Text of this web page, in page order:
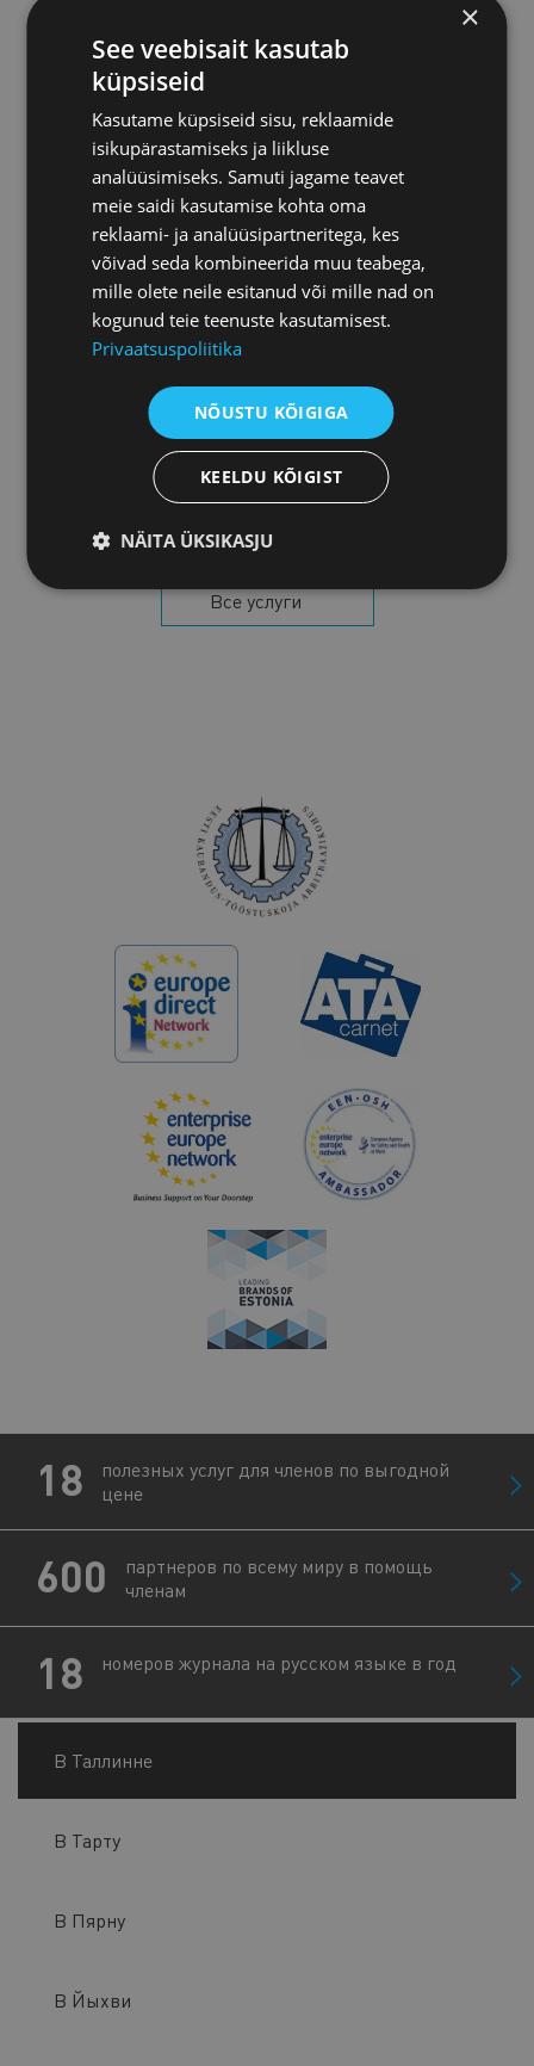
Осуществляем
мониторинг конкурсов
Даем консультации
Решаем споры
Все услуги
18
полезных услуг для членов по выгодной
цене
600
партнеров по всему миру в помощь
членам
18 номеров журнала на русском языке в год
В Таллинне
В Тарту
В Пярну
В Йыхви
×
See veebisait kasutab
küpsiseid
Kasutame küpsiseid sisu, reklaamide
isikupärastamiseks ja liikluse
analüüsimiseks. Samuti jagame teavet
meie saidi kasutamise kohta oma
reklaami- ja analüüsipartneritega, kes
võivad seda kombineerida muu teabega,
mille olete neile esitanud või mille nad on
kogunud teie teenuste kasutamisest.
Privaatsuspoliitika
NÕUSTU KÕIGIGA
KEELDU KÕIGIST
NÄITA ÜKSIKASJU